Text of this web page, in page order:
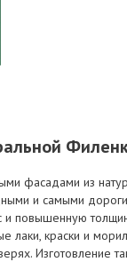
фасадами из
и самыми
и повышенную
лаки, краски и
Изготовление